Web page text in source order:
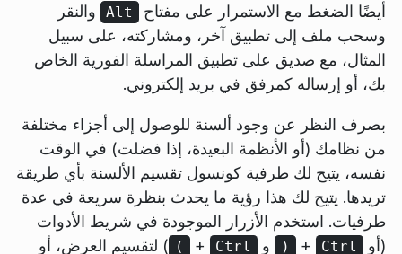
أيضًا الضغط مع الاستمرار على مفتاح
Alt
والنقر
وسحب ملف إلى تطبيق آخر، ومشاركته، على سبيل
المثال، مع صديق على تطبيق المراسلة الفورية الخاص
بك، أو إرساله كمرفق في بريد إلكتروني.
بصرف النظر عن وجود ألسنة للوصول إلى أجزاء مختلفة
من نظامك (أو الأنظمة البعيدة، إذا فضلت) في الوقت
نفسه، يتيح لك طرفية كونسول تقسيم الألسنة بأي طريقة
تريدها. يتيح لك هذا رؤية ما يحدث بنظرة سريعة في عدة
طرفيات. استخدم الأزرار الموجودة في شريط الأدوات
(أو
Ctrl
+
( و Ctrl
+
) ) لتقسيم العرض، أو